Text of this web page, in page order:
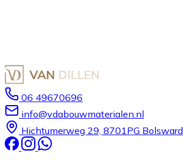
06 49670696
info@vdabouwmaterialen.nl
Hichtumerweg 29, 8701PG Bolsward